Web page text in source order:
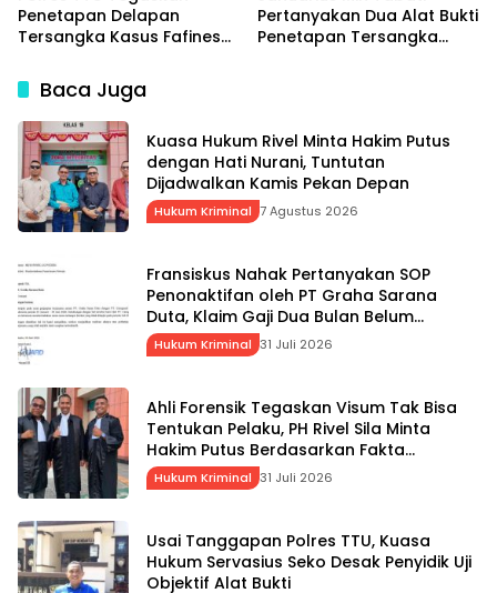
Penetapan Delapan
Tersangka Kasus Fafinesu
Respons Pernyataan
Kuasa Hukum SS
Pertanyakan Dua Alat Bukti
Penetapan Tersangka
Baca Juga
Kuasa Hukum Rivel Minta Hakim Putus
dengan Hati Nurani, Tuntutan
Dijadwalkan Kamis Pekan Depan
Hukum Kriminal 7 Agustus 2026
Fransiskus Nahak Pertanyakan SOP
Penonaktifan oleh PT Graha Sarana
Duta, Klaim Gaji Dua Bulan Belum
Dibayarkan
Hukum Kriminal 31 Juli 2026
Ahli Forensik Tegaskan Visum Tak Bisa
Tentukan Pelaku, PH Rivel Sila Minta
Hakim Putus Berdasarkan Fakta
Persidangan
Hukum Kriminal 31 Juli 2026
Usai Tanggapan Polres TTU, Kuasa
Hukum Servasius Seko Desak Penyidik Uji
Objektif Alat Bukti